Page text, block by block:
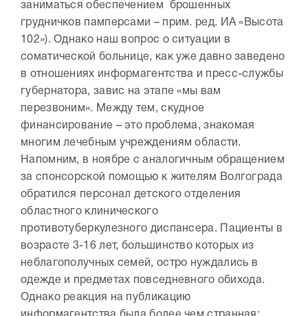
заниматься обеспечением брошенных
грудничков памперсами – прим. ред. ИА «Высота
102»). Однако наш вопрос о ситуации в
соматической больнице, как уже давно заведено
в отношениях информагентства и пресс-службы
губернатора, завис на этапе «мы вам
перезвоним».
Между тем, скудное
финансирование – это проблема, знакомая
многим лечебным учреждениям области.
Напомним, в ноябре с аналогичным обращением
за спонсорской помощью к жителям Волгограда
обратился персонал детского отделения
областного клинического
противотуберкулезного диспансера. Пациенты в
возрасте 3-16 лет, большинство которых из
неблагополучных семей, остро нуждались в
одежде и предметах повседневного обихода.
Однако реакция на публикацию